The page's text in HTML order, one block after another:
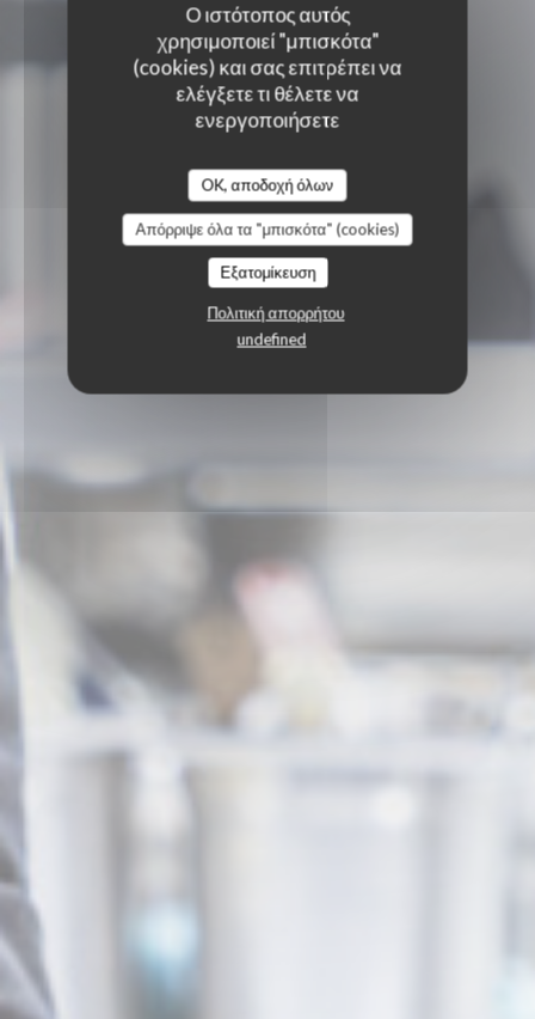
Ο ιστότοπος αυτός
χρησιμοποιεί "μπισκότα"
(cookies) και σας επιτρέπει να
ελέγξετε τι θέλετε να
ενεργοποιήσετε
OK, αποδοχή όλων
Απόρριψε όλα τα "μπισκότα" (cookies)
Εξατομίκευση
Πολιτική απορρήτου
undefined